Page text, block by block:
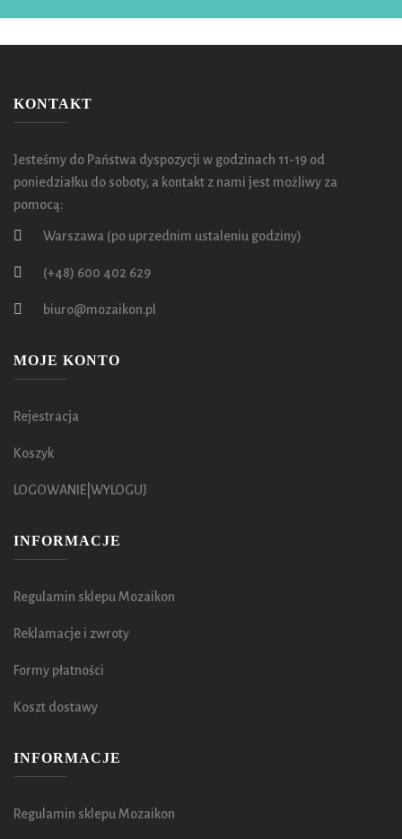
KONTAKT
Jesteśmy do Państwa dyspozycji w godzinach 11-19 od
poniedziałku do soboty, a kontakt z nami jest możliwy za
pomocą:
Warszawa (po uprzednim ustaleniu godziny)
(+48) 600 402 629
biuro@mozaikon.pl
MOJE KONTO
Rejestracja
Koszyk
LOGOWANIE|WYLOGUJ
INFORMACJE
Regulamin sklepu Mozaikon
Reklamacje i zwroty
Formy płatności
Koszt dostawy
INFORMACJE
Regulamin sklepu Mozaikon